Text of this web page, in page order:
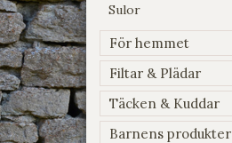
Sulor
För hemmet
Filtar & Plädar
Täcken & Kuddar
Barnens produkter